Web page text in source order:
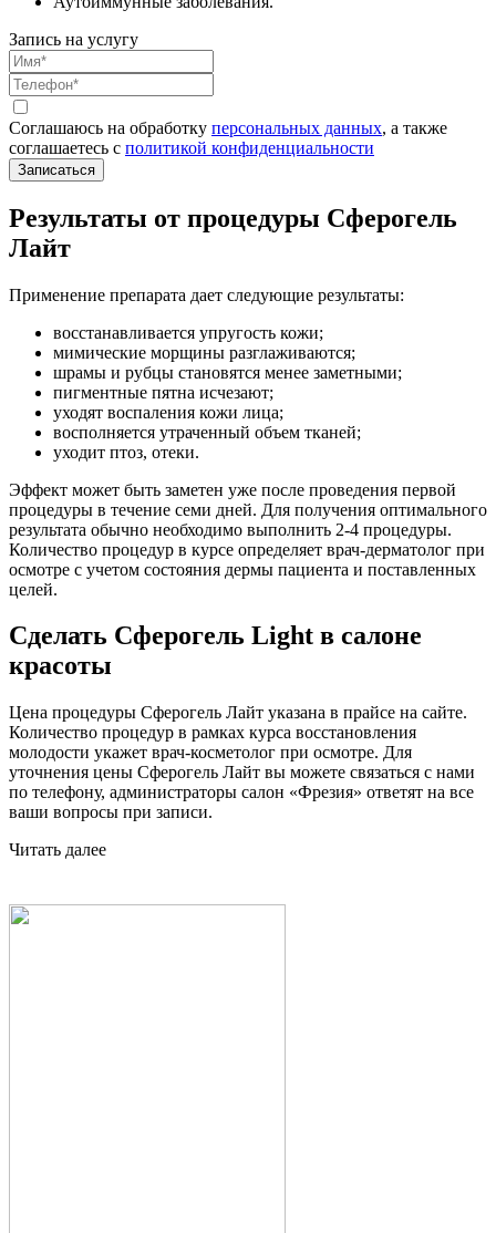
Запись на услугу
Соглашаюсь на обработку персональных данных, а также
соглашаетесь c политикой конфиденциальности
Записаться
Результаты от процедуры Сферогель
Лайт
Применение препарата дает следующие результаты:
восстанавливается упругость кожи;
мимические морщины разглаживаются;
шрамы и рубцы становятся менее заметными;
пигментные пятна исчезают;
уходят воспаления кожи лица;
восполняется утраченный объем тканей;
уходит птоз, отеки.
Эффект может быть заметен уже после проведения первой
процедуры в течение семи дней. Для получения оптимального
результата обычно необходимо выполнить 2-4 процедуры.
Количество процедур в курсе определяет врач-дерматолог при
осмотре с учетом состояния дермы пациента и поставленных
целей.
Сделать Сферогель Light в салоне
красоты
Цена процедуры Сферогель Лайт указана в прайсе на сайте.
Количество процедур в рамках курса восстановления
молодости укажет врач-косметолог при осмотре. Для
уточнения цены Сферогель Лайт вы можете связаться с нами
по телефону, администраторы салон «Фрезия» ответят на все
ваши вопросы при записи.
Читать далее